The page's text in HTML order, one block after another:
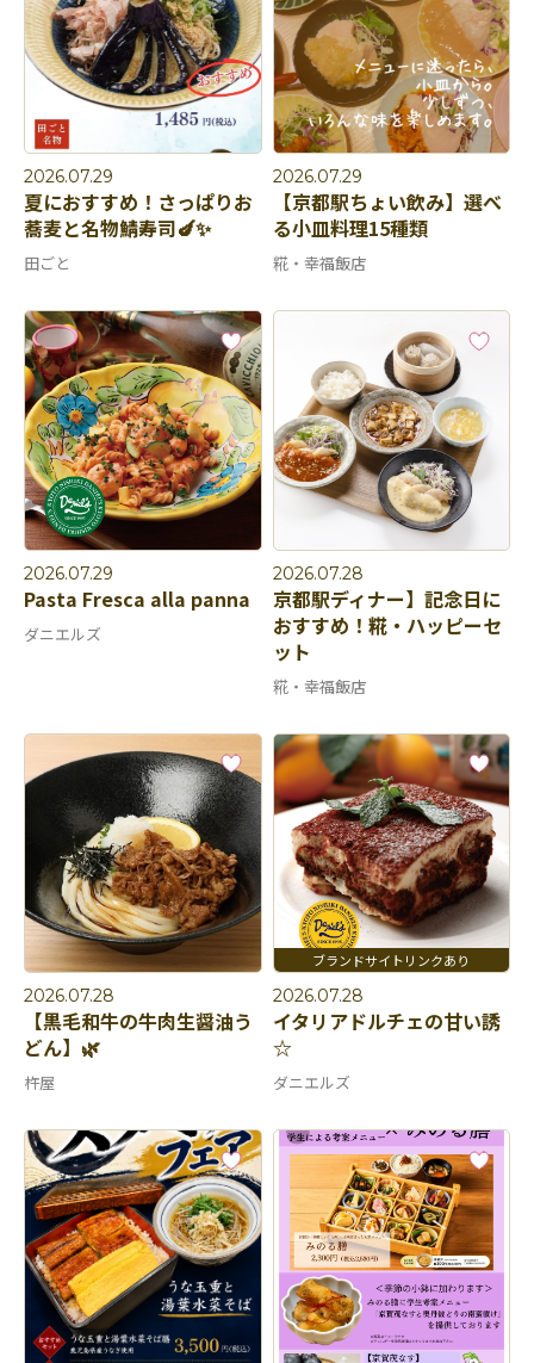
2026.07.29
夏におすすめ！さっぱりお
蕎麦と名物鯖寿司🍆✨
田ごと
2026.07.29
【京都駅ちょい飲み】選べ
る小皿料理15種類
糀・幸福飯店
2026.07.29
Pasta Fresca alla panna
ダニエルズ
2026.07.28
京都駅ディナー】記念日に
おすすめ！糀・ハッピーセ
ット
糀・幸福飯店
2026.07.28
【黒毛和牛の牛肉生醤油う
どん】🌿
杵屋
2026.07.28
イタリアドルチェの甘い誘
☆
ダニエルズ